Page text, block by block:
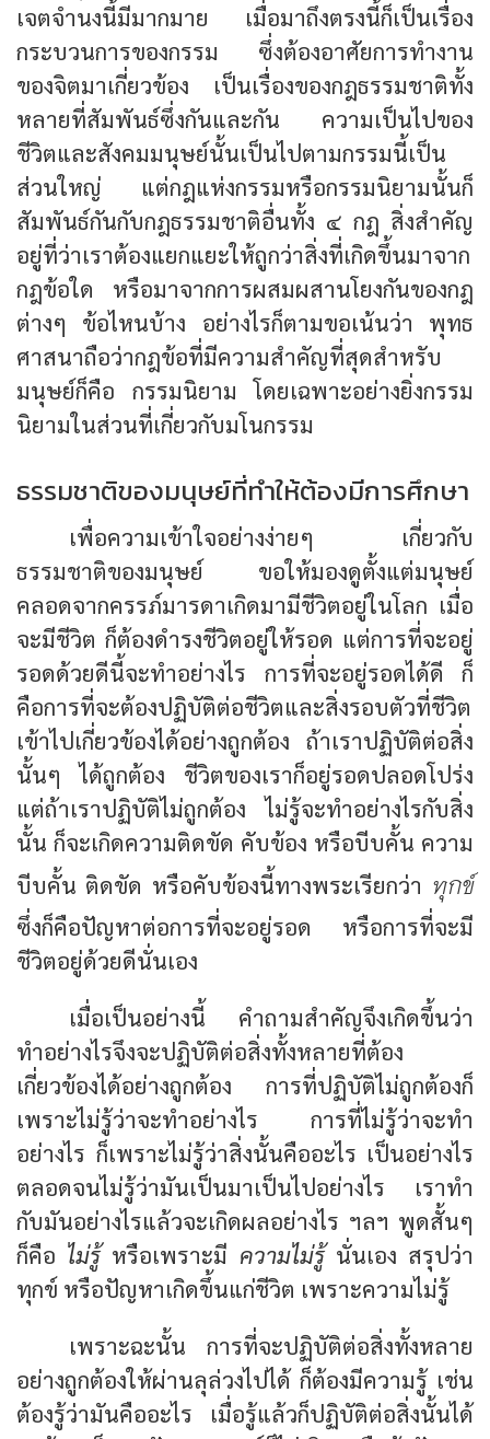
เจตจำนงนี้มีมากมาย เมื่อมาถึงตรงนี้ก็เป็นเรื่อง
กระบวนการของกรรม ซึ่งต้องอาศัยการทำงาน
ของจิตมาเกี่ยวข้อง เป็นเรื่องของกฎธรรมชาติทั้ง
หลายที่สัมพันธ์ซึ่งกันและกัน ความเป็นไปของ
ชีวิตและสังคมมนุษย์นั้นเป็นไปตามกรรมนี้เป็น
ส่วนใหญ่ แต่กฎแห่งกรรมหรือกรรมนิยามนั้นก็
สัมพันธ์กันกับกฎธรรมชาติอื่นทั้ง ๔ กฎ สิ่งสำคัญ
อยู่ที่ว่าเราต้องแยกแยะให้ถูกว่าสิ่งที่เกิดขึ้นมาจาก
กฎข้อใด หรือมาจากการผสมผสานโยงกันของกฎ
ต่างๆ ข้อไหนบ้าง อย่างไรก็ตามขอเน้นว่า พุทธ
ศาสนาถือว่ากฎข้อที่มีความสำคัญที่สุดสำหรับ
มนุษย์ก็คือ กรรมนิยาม โดยเฉพาะอย่างยิ่งกรรม
นิยามในส่วนที่เกี่ยวกับมโนกรรม
ธรรมชาติของมนุษย์ที่ทำให้ต้องมีการศึกษา
เพื่อความเข้าใจอย่างง่ายๆ เกี่ยวกับ
ธรรมชาติของมนุษย์ ขอให้มองดูตั้งแต่มนุษย์
คลอดจากครรภ์มารดาเกิดมามีชีวิตอยู่ในโลก เมื่อ
จะมีชีวิต ก็ต้องดำรงชีวิตอยู่ให้รอด แต่การที่จะอยู่
รอดด้วยดีนี้จะทำอย่างไร การที่จะอยู่รอดได้ดี ก็
คือการที่จะต้องปฏิบัติต่อชีวิตและสิ่งรอบตัวที่ชีวิต
เข้าไปเกี่ยวข้องได้อย่างถูกต้อง ถ้าเราปฏิบัติต่อสิ่ง
นั้นๆ ได้ถูกต้อง ชีวิตของเราก็อยู่รอดปลอดโปร่ง
แต่ถ้าเราปฏิบัติไม่ถูกต้อง ไม่รู้จะทำอย่างไรกับสิ่ง
นั้น ก็จะเกิดความติดขัด คับข้อง หรือบีบคั้น ความ
บีบคั้น ติดขัด หรือคับข้องนี้ทางพระเรียกว่า ทุกข์
ซึ่งก็คือปัญหาต่อการที่จะอยู่รอด หรือการที่จะมี
ชีวิตอยู่ด้วยดีนั่นเอง
เมื่อเป็นอย่างนี้ คำถามสำคัญจึงเกิดขึ้นว่า
ทำอย่างไรจึงจะปฏิบัติต่อสิ่งทั้งหลายที่ต้อง
เกี่ยวข้องได้อย่างถูกต้อง การที่ปฏิบัติไม่ถูกต้องก็
เพราะไม่รู้ว่าจะทำอย่างไร การที่ไม่รู้ว่าจะทำ
อย่างไร ก็เพราะไม่รู้ว่าสิ่งนั้นคืออะไร เป็นอย่างไร
ตลอดจนไม่รู้ว่ามันเป็นมาเป็นไปอย่างไร เราทำ
กับมันอย่างไรแล้วจะเกิดผลอย่างไร ฯลฯ พูดสั้นๆ
ก็คือ ไม่รู้หรือเพราะมี ความไม่รู้นั่นเอง สรุปว่า
ทุกข์ หรือปัญหาเกิดขึ้นแก่ชีวิต เพราะความไม่รู้
เพราะฉะนั้น การที่จะปฏิบัติต่อสิ่งทั้งหลาย
อย่างถูกต้องให้ผ่านลุล่วงไปได้ ก็ต้องมีความรู้ เช่น
ต้องรู้ว่ามันคืออะไร เมื่อรู้แล้วก็ปฏิบัติต่อสิ่งนั้นได้